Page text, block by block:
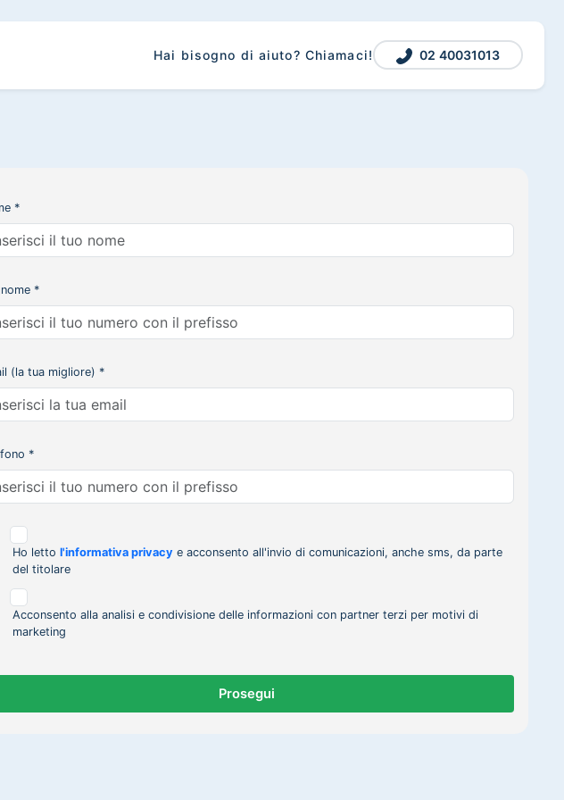
Hai bisogno di aiuto? Chiamaci! 02 40031013
*
*
(la tua migliore) *
*
Ho letto l'informativa privacy e acconsento all'invio di comunicazioni, anche sms, da parte
del titolare
Acconsento alla analisi e condivisione delle informazioni con partner terzi per motivi di
marketing